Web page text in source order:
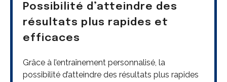
Possibilité d’atteindre des
résultats plus rapides et
efficaces
Grâce à l’entraînement personnalisé, la
possibilité d’atteindre des résultats plus rapides